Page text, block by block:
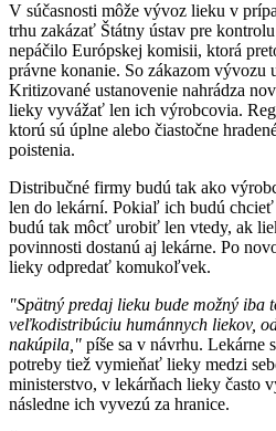
V súčasnosti môže vývoz lieku v
trhu zakázať Štátny ústav pre
nepáčilo Európskej komisii, ktorá
právne konanie. So zákazom vývozu
Kritizované ustanovenie nahrádza
lieky vyvážať len ich výrobcovia.
ktorú sú úplne alebo čiastočne
poistenia.
Distribučné firmy budú tak ako
len do lekární. Pokiaľ ich budú
budú tak môcť urobiť len vtedy, ak
povinnosti dostanú aj lekárne. Po
lieky odpredať komukoľvek.
"Spätný predaj lieku bude možný
veľkodistribúciu humánnych liekov,
nakúpila," píše sa v návrhu. Lekárne
potreby tiež vymieňať lieky medzi
ministerstvo, v lekárňach lieky často
následne ich vyvezú za hranice.